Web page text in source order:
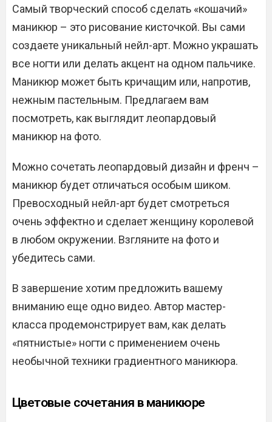
Самый творческий способ сделать «кошачий»
маникюр – это рисование кисточкой. Вы сами
создаете уникальный нейл-арт. Можно украшать
все ногти или делать акцент на одном пальчике.
Маникюр может быть кричащим или, напротив,
нежным пастельным. Предлагаем вам
посмотреть, как выглядит леопардовый
маникюр на фото.
Можно сочетать леопардовый дизайн и френч –
маникюр будет отличаться особым шиком.
Превосходный нейл-арт будет смотреться
очень эффектно и сделает женщину королевой
в любом окружении. Взгляните на фото и
убедитесь сами.
В завершение хотим предложить вашему
вниманию еще одно видео. Автор мастер-
класса продемонстрирует вам, как делать
«пятнистые» ногти с применением очень
необычной техники градиентного маникюра.
Цветовые сочетания в маникюре